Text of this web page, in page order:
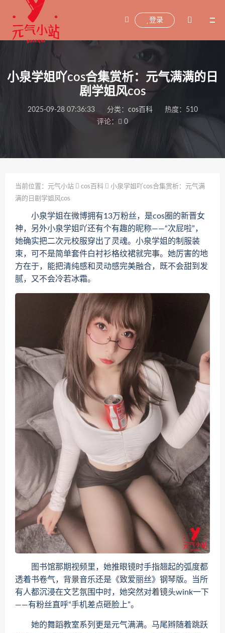
登录
小泉学姐吖cos合集赏析：元气满满的日
剧学姐风cos
2025-09-28 07:36:33 分类： cos百科
热度：510
评论：
0
当前位置： 元气小站 cos百科
小泉学姐吖cos合集赏析：元气满
满的日剧学姐风cos
小泉学姐在微博拥有13万粉丝，是cos圈的新晋女
神，另外小泉学姐吖还有个有趣的昵称——“次屁啦”，
她确实把二次元校服穿出了灵魂。小泉学姐的制服装
束，可不是简单套件白衬衫格纹裙就完事。她厉害的地
方在于，能把清纯感和灵动感完美融合，既不会甜到发
腻，又不会冷若冰霜。
图书馆那期视频里，她推眼镜时手指翘起的弧度都
透着书卷气，背景音乐还是《致爱丽丝》钢琴版。当所
有人都沉浸在文艺氛围中时，她突然对着镜头wink一下
——有粉丝直呼“手机差点砸脸上”。
她的舞蹈教室系列更是元气满满。马尾辫随着跳跃